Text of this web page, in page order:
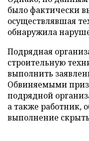
было фактически
осуществлявшая
обнаружила
Подрядная
строительную
выполнить
Обвиняемыми
подрядной
а также работник,
выполнение